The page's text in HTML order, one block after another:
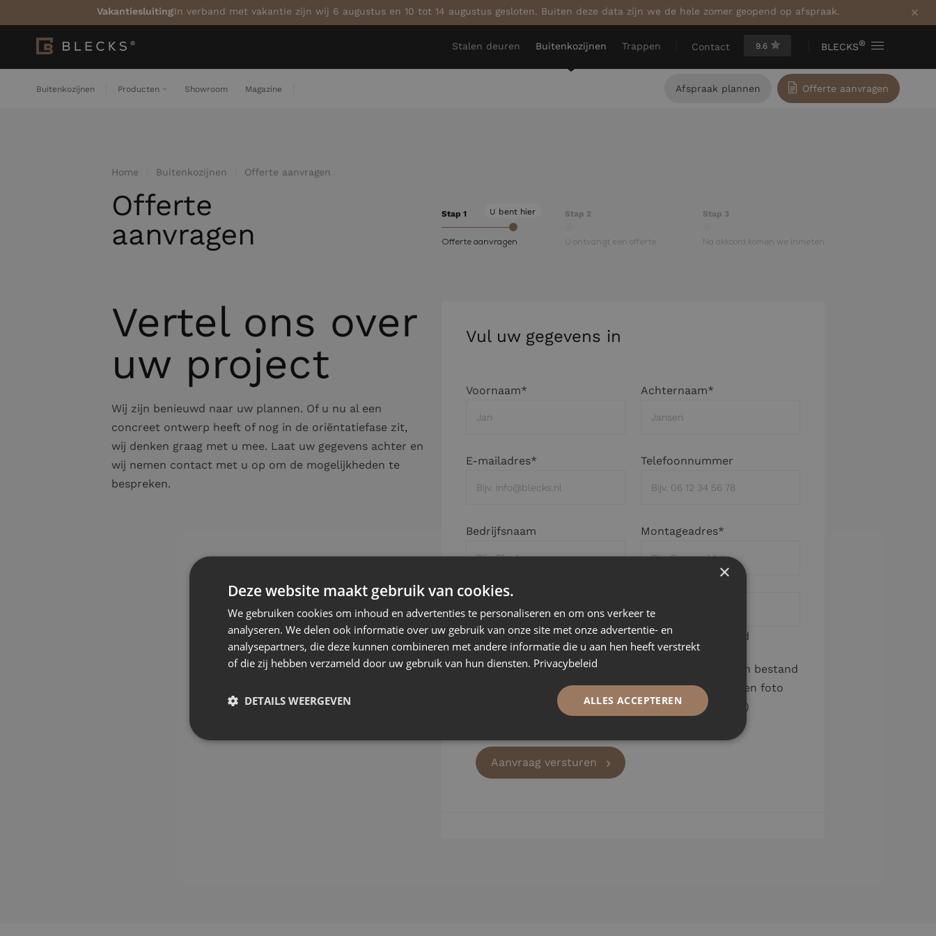
VakantiesluitingIn verband met vakantie zijn wij 6 augustus en 10 tot 14 augustus gesloten. Buiten deze data zijn we de hele zomer geopend op afspraak.
Stalen deuren Buitenkozijnen Trappen Contact 9.6 BLECKS®
Buitenkozijnen Producten Showroom Magazine Afspraak plannen Offerte aanvragen
Home Buitenkozijnen Offerte aanvragen
Offerte
aanvragen
U bent hier
Stap 1
Offerte aanvragen
Stap 2
U ontvangt een offerte
Stap 3
Na akkoord komen we inmeten
Vertel ons over
uw project
Wij zijn benieuwd naar uw plannen. Of u nu al een
concreet ontwerp heeft of nog in de oriëntatiefase zit,
wij denken graag met u mee. Laat uw gegevens achter en
wij nemen contact met u op om de mogelijkheden te
bespreken.
Vul uw gegevens in
Voornaam* Achternaam*
E-mailadres* Telefoonnummer
Bedrijfsnaam Montageadres*
Upload een bestand
Klik of sleep om een bestand
te uploaden (bijv. een foto
van huidige situatie)
Aanvraag versturen
×
Deze website maakt gebruik van cookies.
We gebruiken cookies om inhoud en advertenties te personaliseren en om ons verkeer te
analyseren. We delen ook informatie over uw gebruik van onze site met onze advertentie- en
analysepartners, die deze kunnen combineren met andere informatie die u aan hen heeft verstrekt
of die zij hebben verzameld door uw gebruik van hun diensten. Privacybeleid
ALLES ACCEPTEREN
DETAILS WEERGEVEN